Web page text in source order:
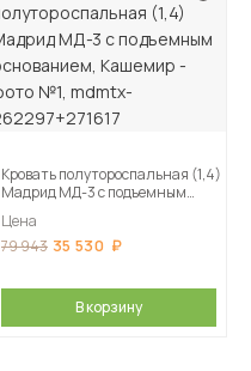
Кровать полутороспальная (1,4)
Мадрид МД-3 с подъемным
Цена
79 943 35 530
В корзину